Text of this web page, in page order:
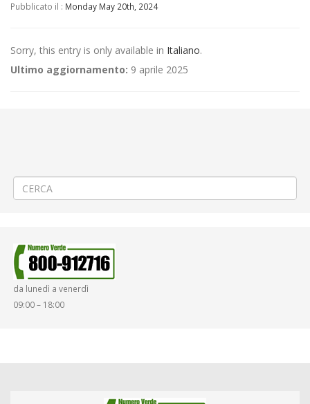
Pubblicato il : Monday May 20th, 2024
Sorry, this entry is only available in Italiano.
Ultimo aggiornamento: 9 aprile 2025
da lunedì a venerdì
09:00 – 18:00